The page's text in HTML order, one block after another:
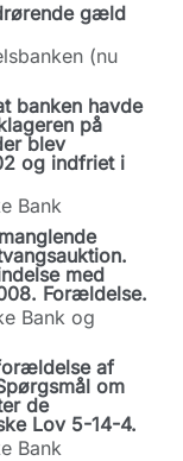
gæld
(nu
banken havde
på
blev
og indfriet i
Bank
med
Forældelse.
Bank og
af
om
de
Lov 5-14-4.
Bank